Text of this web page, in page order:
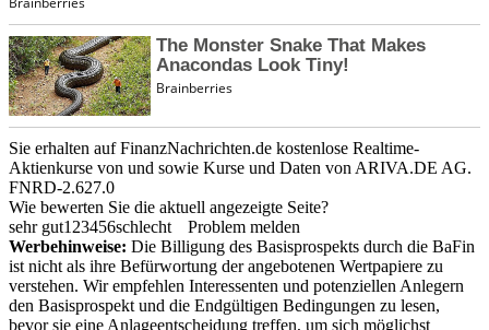
Sie erhalten auf FinanzNachrichten.de kostenlose Realtime-
Aktienkurse von und sowie Kurse und Daten von ARIVA.DE AG.
FNRD-2.627.0
Wie bewerten Sie die aktuell angezeigte Seite?
sehr gut1 23456schlecht
Problem melden
Werbehinweise: Die Billigung des Basisprospekts durch die BaFin
ist nicht als ihre Befürwortung der angebotenen Wertpapiere zu
verstehen. Wir empfehlen Interessenten und potenziellen Anlegern
den Basisprospekt und die Endgültigen Bedingungen zu lesen,
bevor sie eine Anlageentscheidung treffen, um sich möglichst